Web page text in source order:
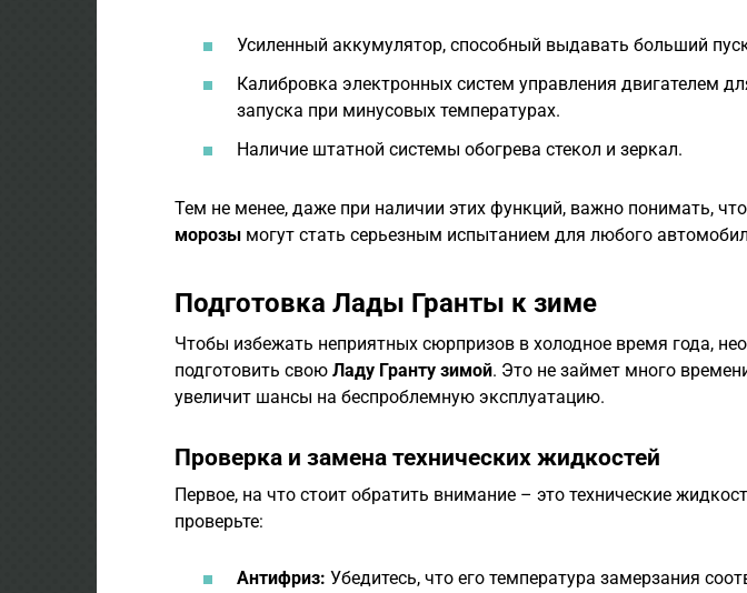
Усиленный аккумулятор, способный выдавать больший
Калибровка электронных систем управления двигателем
запуска при минусовых температурах.
Наличие штатной системы обогрева стекол и зеркал.
Тем не менее, даже при наличии этих функций, важно понимать,
морозы могут стать серьезным испытанием для любого
Подготовка Лады Гранты к зиме
Чтобы избежать неприятных сюрпризов в холодное время года,
подготовить свою Ладу Гранту зимой. Это не займет много
увеличит шансы на беспроблемную эксплуатацию.
Проверка и замена технических жидкостей
Первое, на что стоит обратить внимание – это технические
проверьте:
Антифриз: Убедитесь, что его температура замерзания